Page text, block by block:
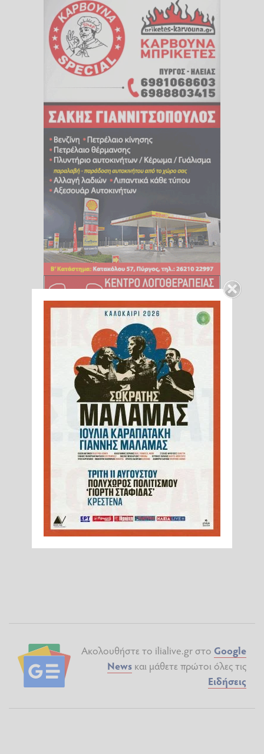
Ακολουθήστε το ilialive.gr στο Google
News και μάθετε πρώτοι όλες τις
Ειδήσεις